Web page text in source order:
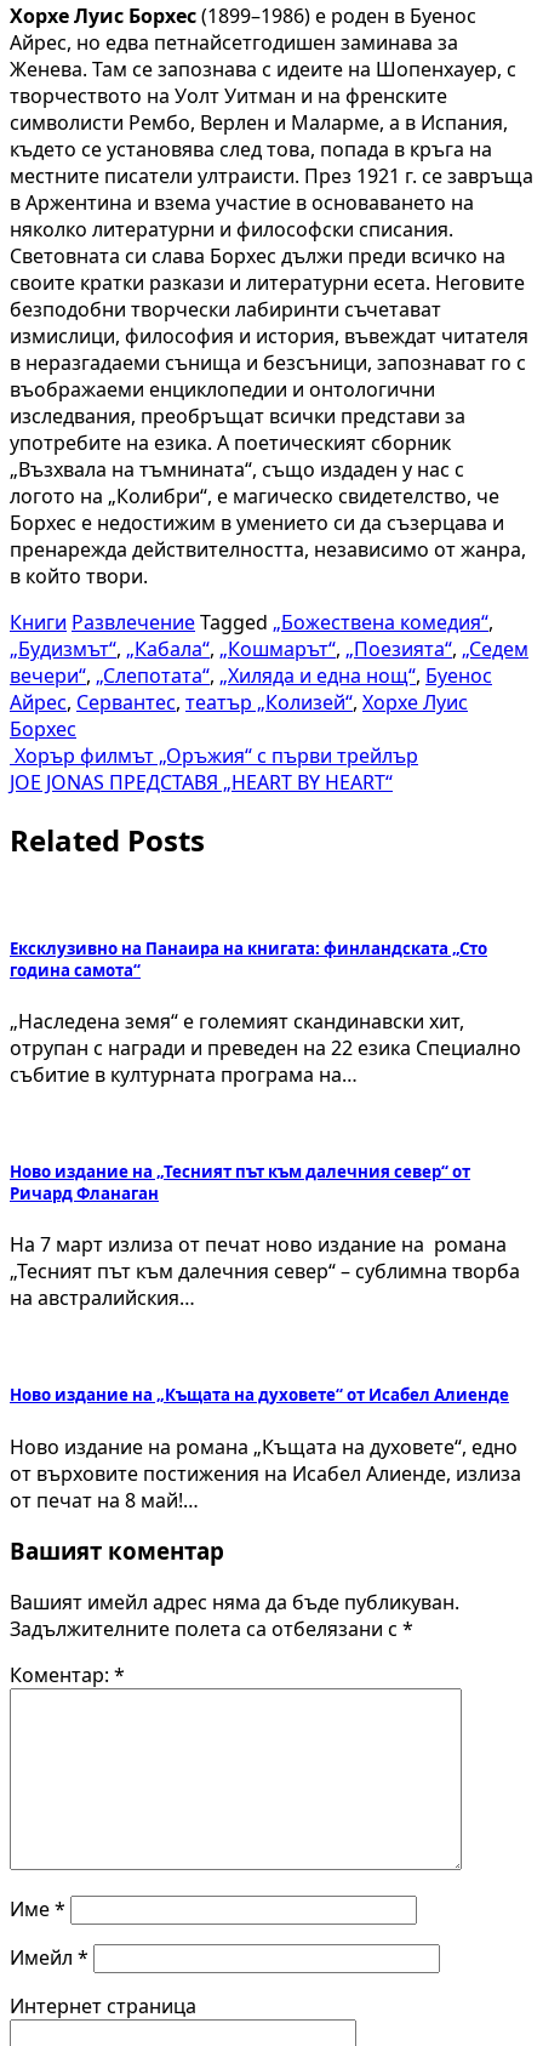
Xорхе Луис Борхес(1899–1986) е роден в Буенос
Айрес, но едва петнайсетгодишен заминава за
Женева. Там се запознава с идеите на Шопенхауер, с
творчеството на Уолт Уитман и на френските
символисти Рембо, Верлен и Маларме, а в Испания,
където се установява след това, попада в кръга на
местните писатели ултраисти. През 1921 г. се завръща
в Аржентина и взема участие в основаването на
няколко литературни и философски списания.
Световната си слава Борхес дължи преди всичко на
своите кратки разкази и литературни есета. Неговите
безподобни творчески лабиринти съчетават
измислици, философия и история, въвеждат читателя
в неразгадаеми сънища и безсъници, запознават го с
въображаеми енциклопедии и онтологични
изследвания, преобръщат всички представи за
употребите на езика. А поетическият сборник
„Възхвала на тъмнината“, също издаден у нас с
логото на „Колибри“, е магическо свидетелство, че
Борхес е недостижим в умението си да съзерцава и
пренарежда действителността, независимо от жанра,
в който твори.
Книги РазвлечениеTagged „Божествена комедия“,
„Будизмът“, „Кабала“, „Кошмарът“, „Поезията“, „Седем
вечери“, „Слепотата“, „Хиляда и една нощ“, Буенос
Айрес, Сервантес, театър „Колизей“, Хорхе Луис
Борхес
Навигация
Хорър филмът „Оръжия“ с първи трейлър
JOE JONAS ПРЕДСТАВЯ „HEART BY HEART“
Related Posts
Ексклузивно на Панаира на книгата: финландската „Сто
година самота“
„Наследена земя“ е големият скандинавски хит,
отрупан с награди и преведен на 22 езика Специално
събитие в културната програма на…
Ново издание на „Тесният път към далечния север“ от
Ричард Фланаган
На 7 март излиза от печат ново издание на романа
„Тесният път към далечния север“ – сублимна творба
на австралийския…
Ново издание на „Къщата на духовете“ от Исабел Алиенде
Ново издание на романа „Къщата на духовете“, едно
от върховите постижения на Исабел Алиенде, излиза
от печат на 8 май!…
Вашият коментар
Вашият имейл адрес няма да бъде публикуван.
Задължителните полета са отбелязани с *
Коментар: *
Име*
Имейл *
Интернет страница